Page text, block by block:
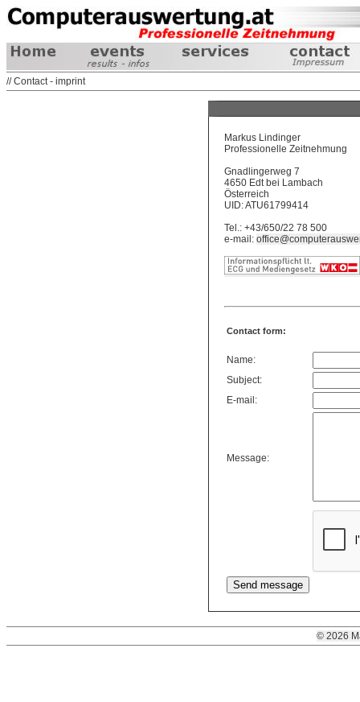
// Contact - imprint
Markus Lindinger
Professionelle Zeitnehmung
Gnadlingerweg 7
4650 Edt bei Lambach
Österreich
UID: ATU61799414
Tel.: +43/650/22 78 500
e-mail:
Contact form:
Name:
Subject:
E-mail:
Message:
© 2026